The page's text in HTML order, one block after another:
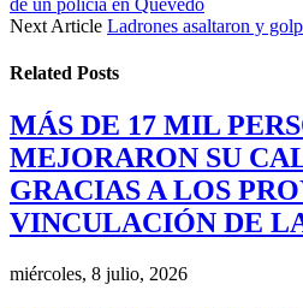
Next Article Ladrones asaltaron y
Related Posts
MÁS DE 17 MIL
MEJORARON SU
GRACIAS A LOS
VINCULACIÓN DE
miércoles, 8 julio, 2026